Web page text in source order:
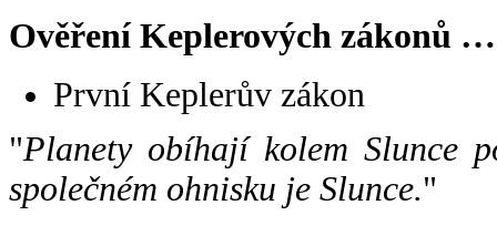
Ověření Keplerových zákonů …
První Keplerův zákon
"Planety obíhají kolem Slunce
společném ohnisku je Slunce."